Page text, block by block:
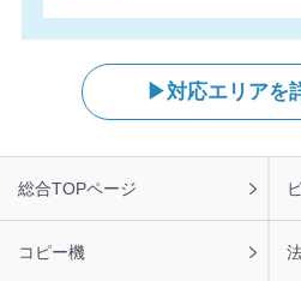
2026年8月7日 09:59
【長崎県】複合機 FUJIFILM 導
した。ありがとうございます。
2026年8月7日 09:55
した。ありがとうございます。
対応エリアを
ッ
タ
総合TOPページ
コピー機